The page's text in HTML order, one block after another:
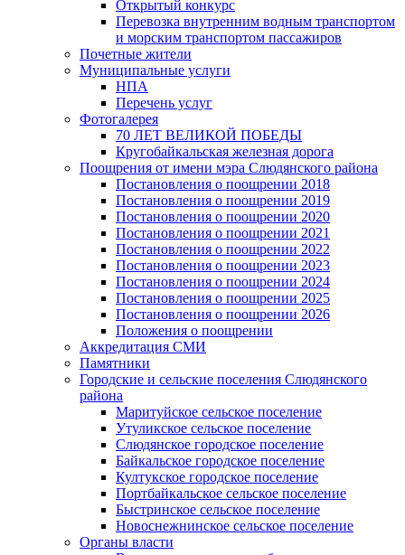
Открытый конкурс
Перевозка внутренним водным транспортом
и морским транспортом пассажиров
Почетные жители
Муниципальные услуги
НПА
Перечень услуг
Фотогалерея
70 ЛЕТ ВЕЛИКОЙ ПОБЕДЫ
Кругобайкальская железная дорога
Поощрения от имени мэра Слюдянского района
Постановления о поощрении 2018
Постановления о поощрении 2019
Постановления о поощрении 2020
Постановления о поощрении 2021
Постановления о поощрении 2022
Постановления о поощрении 2023
Постановления о поощрении 2024
Постановления о поощрении 2025
Постановления о поощрении 2026
Положения о поощрении
Аккредитация СМИ
Памятники
Городские и сельские поселения Слюдянского
района
Маритуйское сельское поселение
Утуликское сельское поселение
Слюдянское городское поселение
Байкальское городское поселение
Култукское городское поселение
Портбайкальское сельское поселение
Быстринское сельское поселение
Новоснежнинское сельское поселение
Органы власти